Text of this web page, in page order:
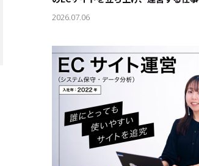
2026.07.06